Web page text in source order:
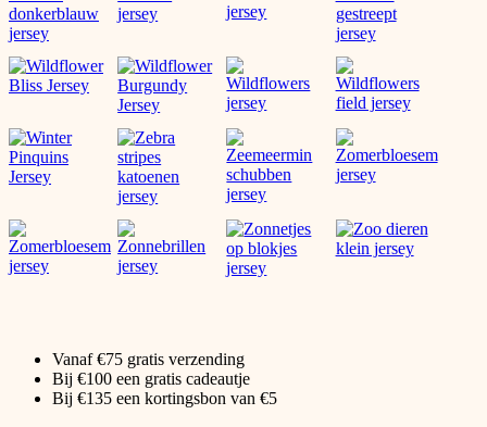
Vanaf €75 gratis verzending
Bij €100 een gratis cadeautje
Bij €135 een kortingsbon van €5